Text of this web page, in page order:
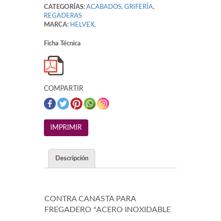
CATEGORÍAS: ACABADOS, GRIFERÍA,
REGADERAS
MARCA: HELVEX,
Ficha Técnica
COMPARTIR
Descripción
CONTRA CANASTA PARA
FREGADERO *ACERO INOXIDABLE